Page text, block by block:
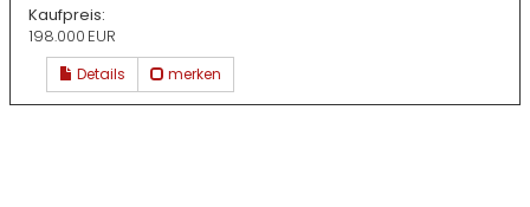
Kaufpreis:
198.000 EUR
Details merken